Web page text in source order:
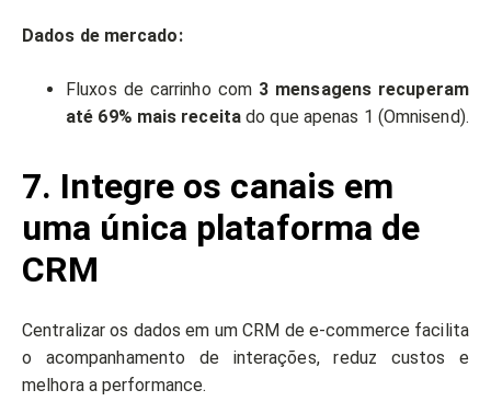
Dados de mercado:
Fluxos de carrinho com 3 mensagens recuperam
até 69% mais receita do que apenas 1 (Omnisend).
7. Integre os canais em
uma única plataforma de
CRM
Centralizar os dados em um CRM de e-commerce facilita
o acompanhamento de interações, reduz custos e
melhora a performance.